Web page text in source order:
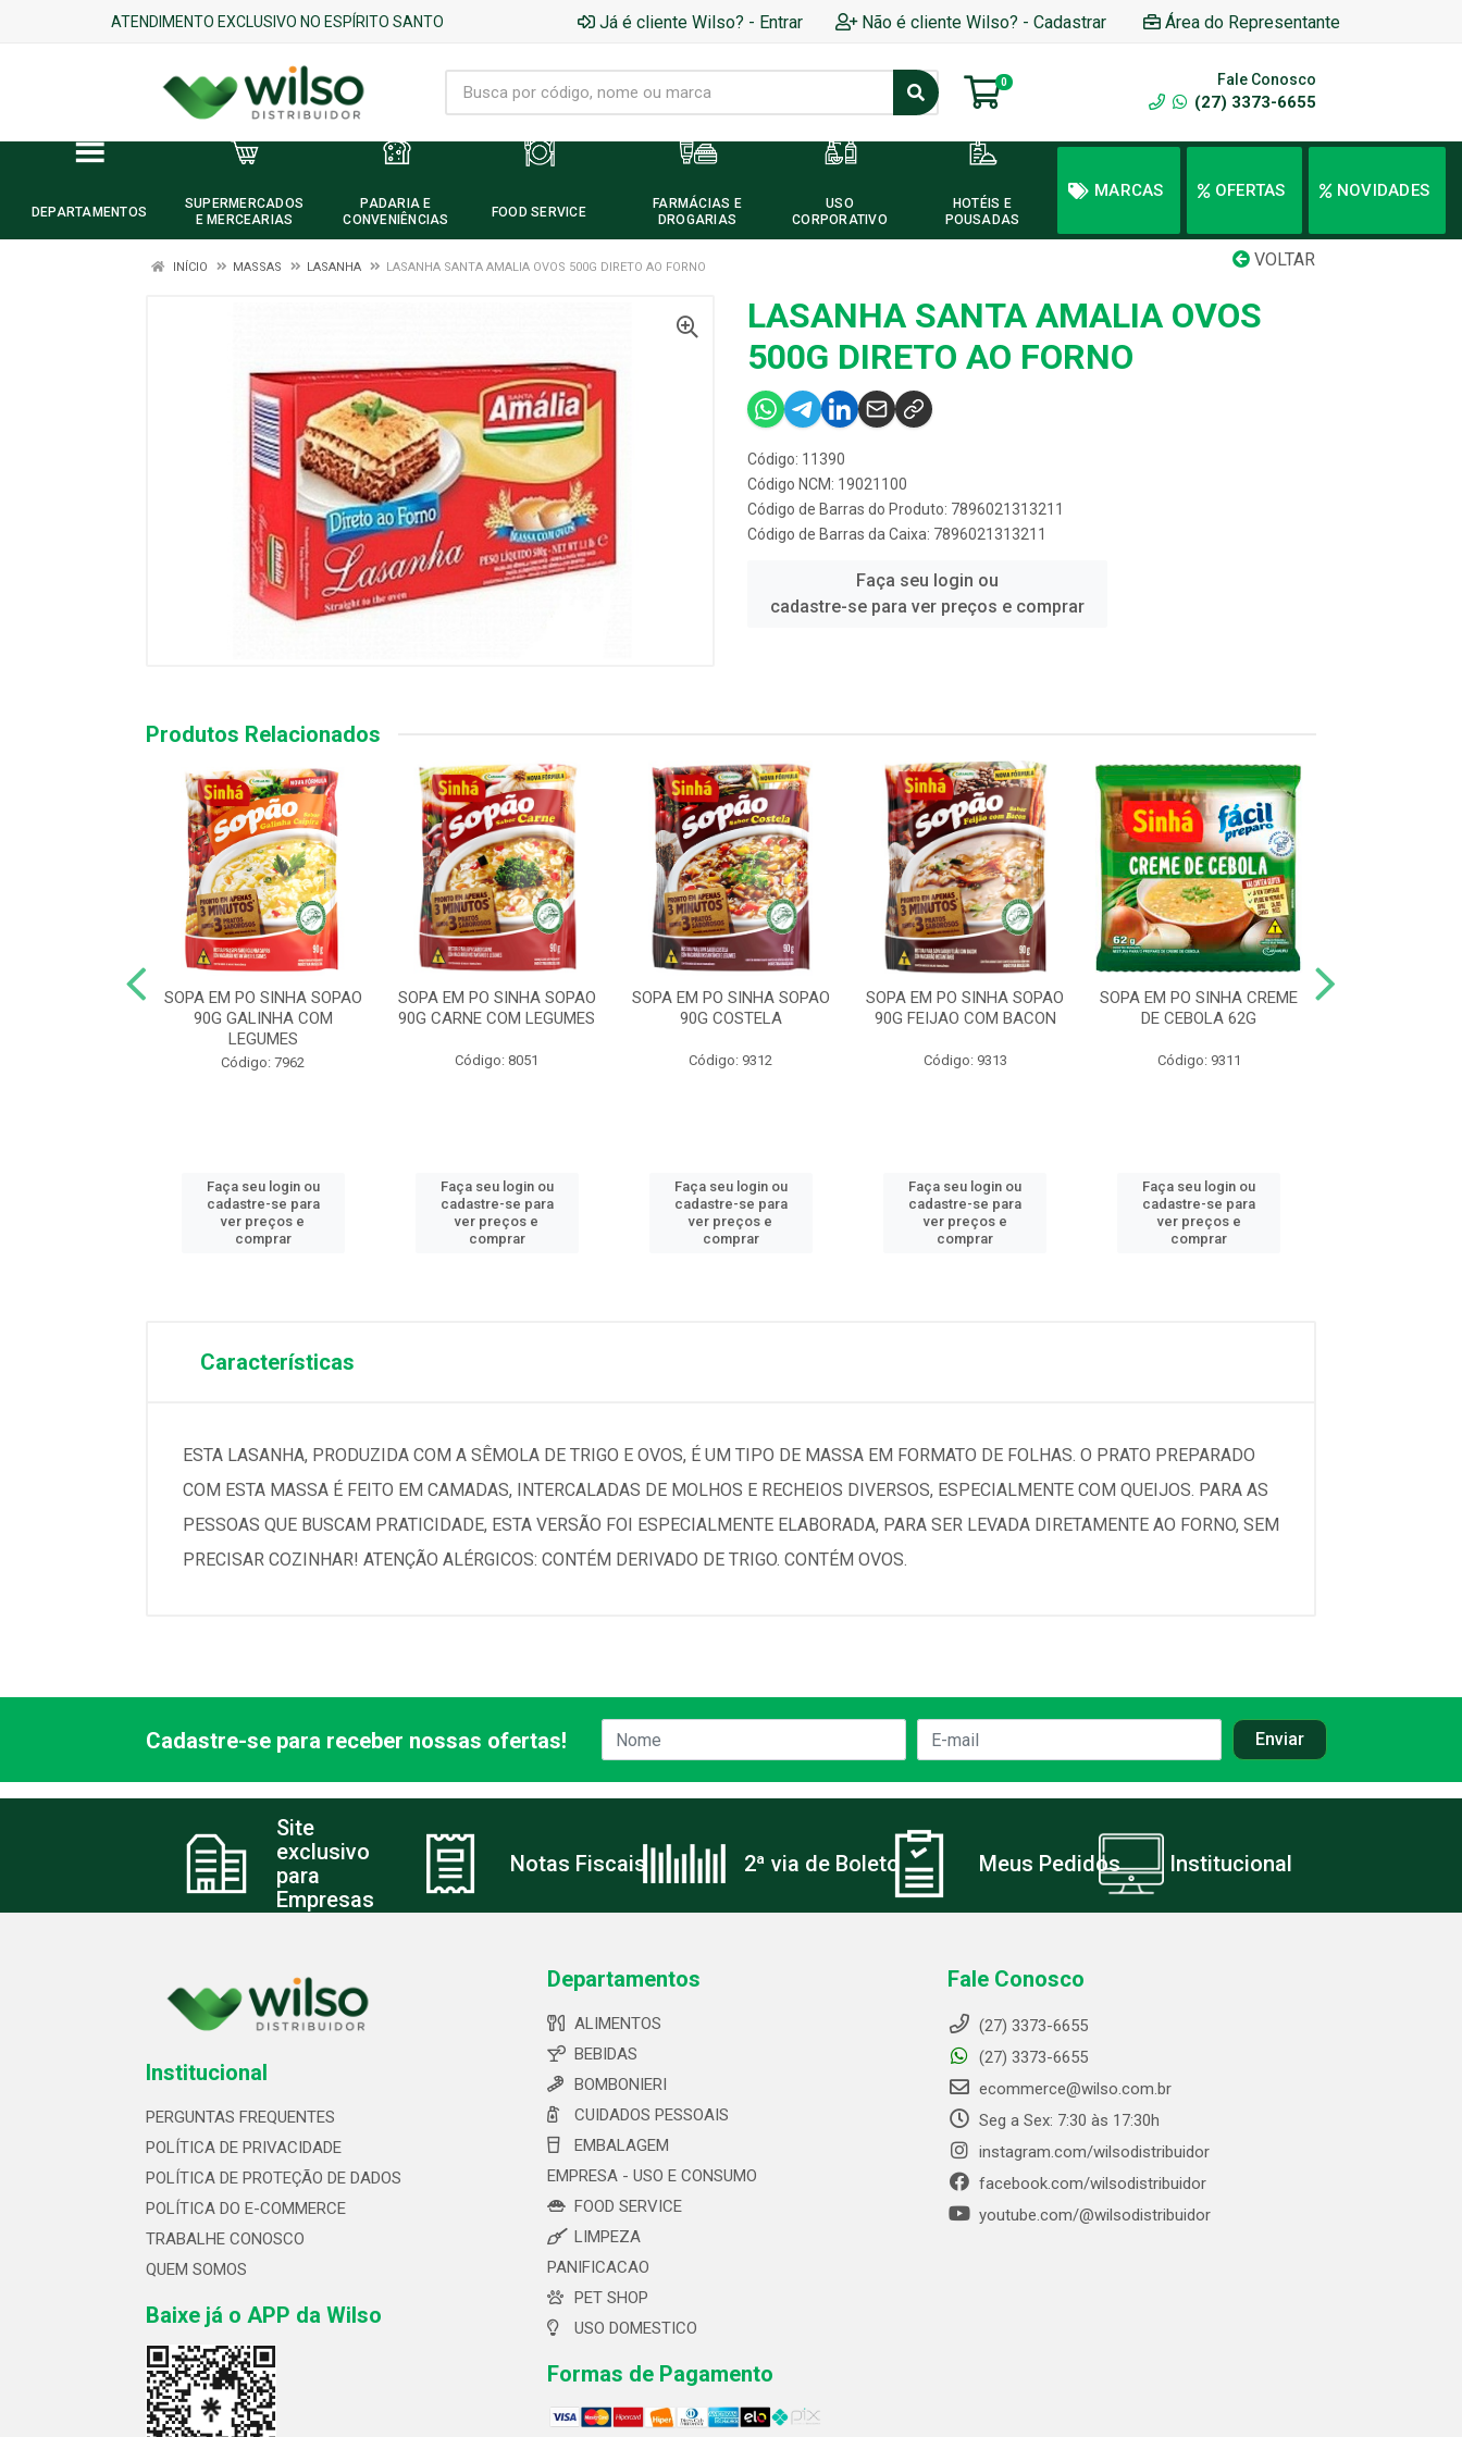
ATENDIMENTO EXCLUSIVO NO ESPÍRITO SANTO Já é cliente Wilso? - Entrar Não é cliente Wilso? - Cadastrar Área do Representante
0 Fale Conosco
(27) 3373-6655
DEPARTAMENTOS
SUPERMERCADOS
E MERCEARIAS
PADARIA E
CONVENIÊNCIAS
FOOD SERVICE
FARMÁCIAS E
DROGARIAS
USO
CORPORATIVO
HOTÉIS E
POUSADAS
MARCAS OFERTAS NOVIDADES
VOLTAR
INÍCIO MASSAS LASANHA LASANHA SANTA AMALIA OVOS 500G DIRETO AO FORNO
LASANHA SANTA AMALIA OVOS
500G DIRETO AO FORNO
Código: 11390
Código NCM: 19021100
Código de Barras do Produto: 7896021313211
Código de Barras da Caixa: 7896021313211
Faça seu login ou
cadastre-se para ver preços e comprar
Produtos Relacionados
SOPA EM PO SINHA SOPAO
90G GALINHA COM
LEGUMES
Código: 7962
Faça seu login ou
cadastre-se para
ver preços e
comprar
SOPA EM PO SINHA SOPAO
90G CARNE COM LEGUMES
Código: 8051
Faça seu login ou
cadastre-se para
ver preços e
comprar
SOPA EM PO SINHA SOPAO
90G COSTELA
Código: 9312
Faça seu login ou
cadastre-se para
ver preços e
comprar
SOPA EM PO SINHA SOPAO
90G FEIJAO COM BACON
Código: 9313
Faça seu login ou
cadastre-se para
ver preços e
comprar
SOPA EM PO SINHA CREME
DE CEBOLA 62G
Código: 9311
Faça seu login ou
cadastre-se para
ver preços e
comprar
Características
ESTA LASANHA, PRODUZIDA COM A SÊMOLA DE TRIGO E OVOS, É UM TIPO DE MASSA EM FORMATO DE FOLHAS. O PRATO PREPARADO
COM ESTA MASSA É FEITO EM CAMADAS, INTERCALADAS DE MOLHOS E RECHEIOS DIVERSOS, ESPECIALMENTE COM QUEIJOS. PARA AS
PESSOAS QUE BUSCAM PRATICIDADE, ESTA VERSÃO FOI ESPECIALMENTE ELABORADA, PARA SER LEVADA DIRETAMENTE AO FORNO, SEM
PRECISAR COZINHAR! ATENÇÃO ALÉRGICOS: CONTÉM DERIVADO DE TRIGO. CONTÉM OVOS.
Cadastre-se para receber nossas ofertas!
Site
exclusivo
para
Empresas
Notas Fiscais 2ª via de Boleto Meus Pedidos Institucional
Institucional
PERGUNTAS FREQUENTES
POLÍTICA DE PRIVACIDADE
POLÍTICA DE PROTEÇÃO DE DADOS
POLÍTICA DO E-COMMERCE
TRABALHE CONOSCO
QUEM SOMOS
Baixe já o APP da Wilso
Departamentos
ALIMENTOS
BEBIDAS
BOMBONIERI
CUIDADOS PESSOAIS
EMBALAGEM
EMPRESA - USO E CONSUMO
FOOD SERVICE
LIMPEZA
PANIFICACAO
PET SHOP
USO DOMESTICO
Formas de Pagamento
Fale Conosco
(27) 3373-6655
(27) 3373-6655
ecommerce@wilso.com.br
Seg a Sex: 7:30 às 17:30h
instagram.com/wilsodistribuidor
facebook.com/wilsodistribuidor
youtube.com/@wilsodistribuidor